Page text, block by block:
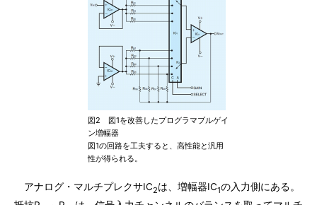
図2 図1を改善したプログラマブルゲイ
ン増幅器
図1の回路を工夫すると、高性能と汎用
性が得られる。
アナログ・マルチプレクサIC2は、増幅器IC1の入力側にある。